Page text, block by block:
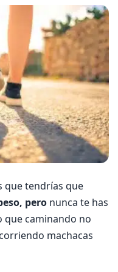
que tendrías que
pero nunca te has
que caminando no
machacas